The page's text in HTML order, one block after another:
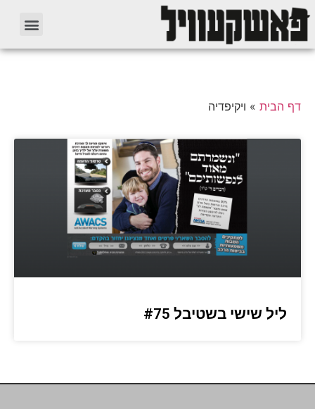
דף הבית » ויקיפדיה
ליל שישי בשטיבל #75